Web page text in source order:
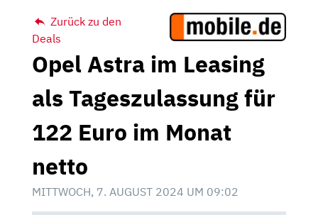
Zurück zu den
Deals
Opel Astra im Leasing
als Tageszulassung für
122 Euro im Monat
netto
MITTWOCH, 7. AUGUST 2024 UM 09:02